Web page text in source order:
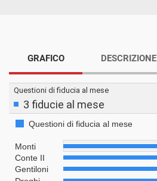
GRAFICO DESCRIZIONE